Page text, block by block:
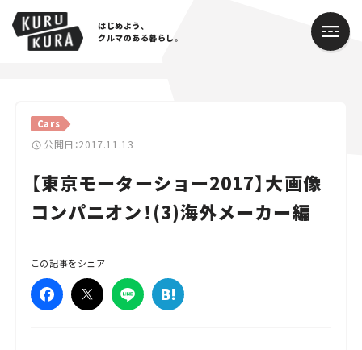
はじめよう、
クルマのある暮らし。
Cars
公開日：2017.11.13
【東京モーターショー2017】大画像
コンパニオン！(3)海外メーカー編
この記事をシェア
Cars
Lifestyle
Traffic
Special
Series